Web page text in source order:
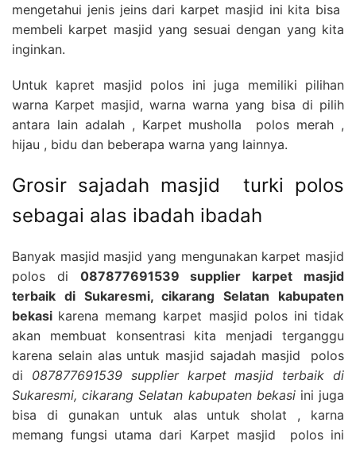
mengetahui jenis jeins dari karpet masjid ini kita bisa
membeli karpet masjid yang sesuai dengan yang kita
inginkan.
Untuk kapret masjid polos ini juga memiliki pilihan
warna Karpet masjid, warna warna yang bisa di pilih
antara lain adalah , Karpet musholla polos merah ,
hijau , bidu dan beberapa warna yang lainnya.
Grosir sajadah masjid turki polos
sebagai alas ibadah ibadah
Banyak masjid masjid yang mengunakan karpet masjid
polos di 087877691539 supplier karpet masjid
terbaik di Sukaresmi, cikarang Selatan kabupaten
bekasi karena memang karpet masjid polos ini tidak
akan membuat konsentrasi kita menjadi terganggu
karena selain alas untuk masjid sajadah masjid polos
di 087877691539 supplier karpet masjid terbaik di
Sukaresmi, cikarang Selatan kabupaten bekasiini juga
bisa di gunakan untuk alas untuk sholat , karna
memang fungsi utama dari Karpet masjid polos ini